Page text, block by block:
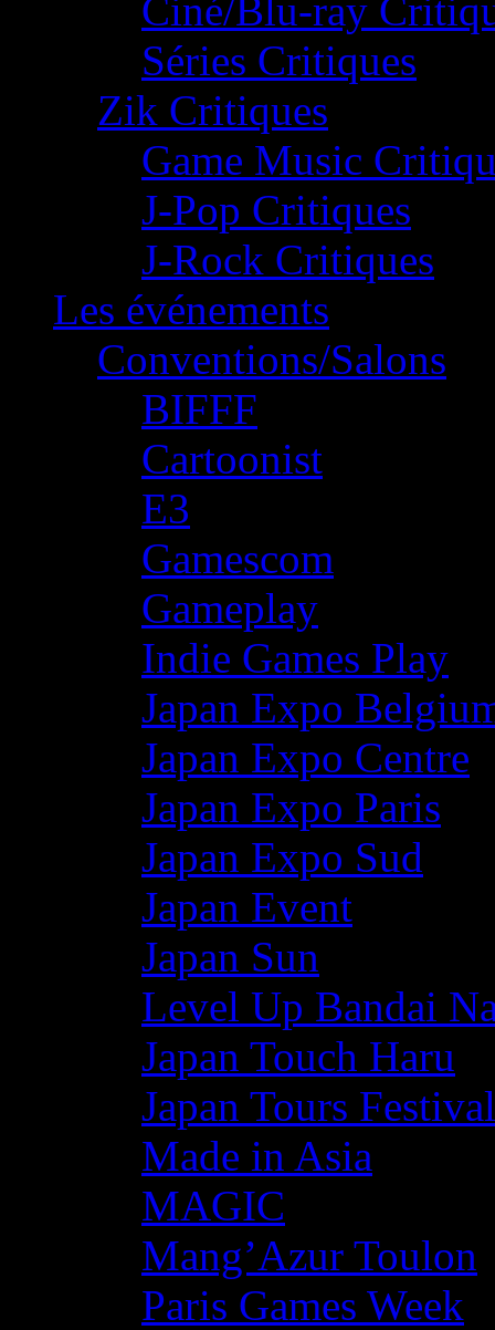
Ciné/Blu-ray
Séries Critiques
Zik Critiques
Game Music
J-Pop Critiques
J-Rock Critiques
Les événements
Conventions/Salons
BIFFF
Cartoonist
E3
Gamescom
Gameplay
Indie Games Play
Japan Expo
Japan Expo Centre
Japan Expo Paris
Japan Expo Sud
Japan Event
Japan Sun
Level Up Bandai
Japan Touch Haru
Japan Tours Festival
Made in Asia
MAGIC
Mang’Azur Toulon
Paris Games Week